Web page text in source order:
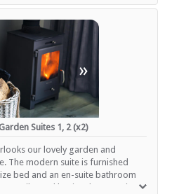
»
Suites 1, 2 (x2)
our lovely garden and
The modern suite is furnished
bed and an en-suite bathroom
toilet and basin. The room is